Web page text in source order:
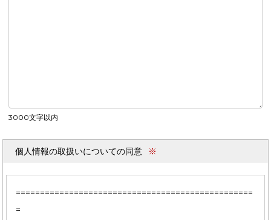
3000文字以内
個人情報の取扱いについての同意 ※
=================================================
=